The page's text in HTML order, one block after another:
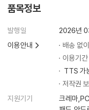
이 기억은 나의 것이다 3
제3장 사랑이 있어 다행이라
Wedding ceremony
나의 마지막 사랑에게
달리기
품목정보
발행일
2026년
이용안내
배송 없
이용기
TTS 가
저작권
지원기기
크레마